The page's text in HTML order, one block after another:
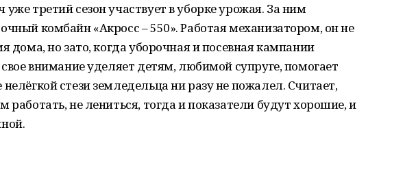
третий сезон участвует в уборке урожая. За ним
комбайн «Акросс – 550». Работая механизатором, он не
дома, но зато, когда уборочная и посевная кампании
свое внимание уделяет детям, любимой супруге, помогает
стези земледельца ни разу не пожалел. Считает,
работать, не лениться, тогда и показатели будут хорошие, и